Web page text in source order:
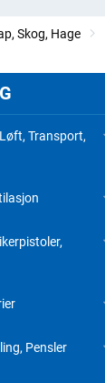
Skog, Hage
Transport,
Pensler